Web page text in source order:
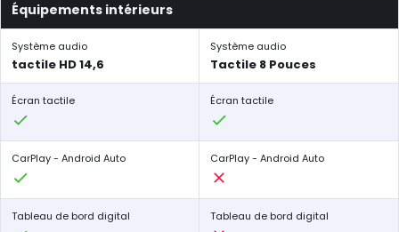
Équipements intérieurs
Système audio
tactile HD 14,6
Système audio
Tactile 8 Pouces
Écran tactile Écran tactile
CarPlay - Android Auto CarPlay - Android Auto
Tableau de bord digital Tableau de bord digital